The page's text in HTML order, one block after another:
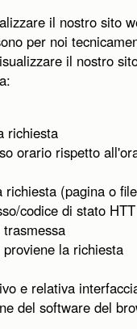
il nostro sito
per noi
il nostro
richiesta
orario rispetto
richiesta (pagina o
codice di stato HTT
la richiesta
e relativa
del software del